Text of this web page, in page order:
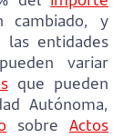
cambiado, y
entidades
variar
que pueden
Autónoma,
sobreActos